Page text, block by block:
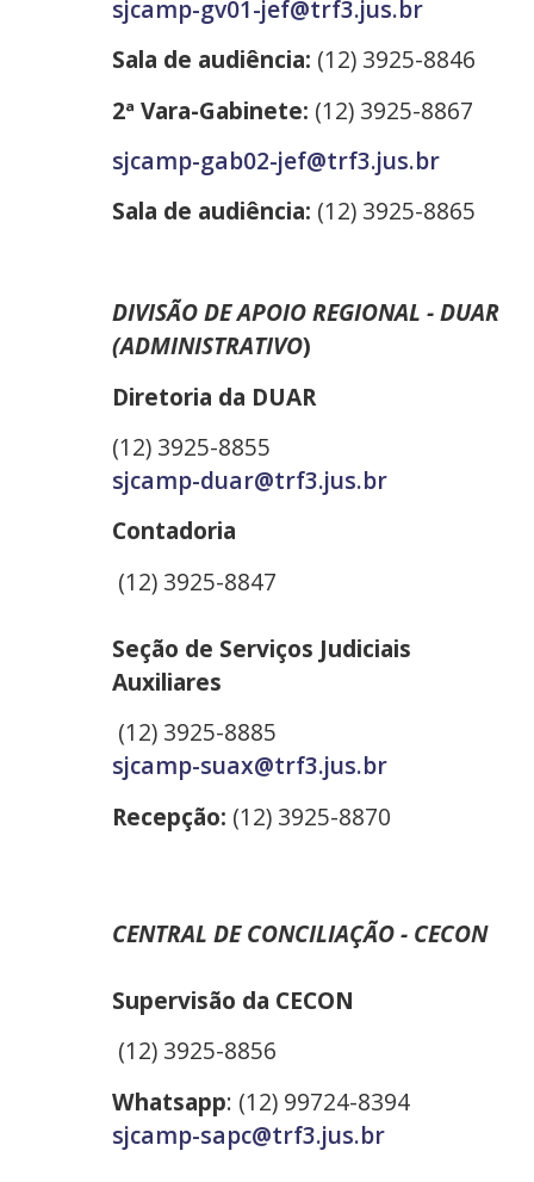
sjcamp-gv01-jef@trf3.jus.br
Sala de audiência: (12) 3925-8846
2ª Vara-Gabinete: (12) 3925-8867
sjcamp-gab02-jef@trf3.jus.br
Sala de audiência: (12) 3925-8865
DIVISÃO DE APOIO REGIONAL - DUAR
(ADMINISTRATIVO)
Diretoria da DUAR
(12) 3925-8855
sjcamp-duar@trf3.jus.br
Contadoria
(12) 3925-8847
Seção de Serviços Judiciais
Auxiliares
(12) 3925-8885
sjcamp-suax@trf3.jus.br
Recepção: (12) 3925-8870
CENTRAL DE CONCILIAÇÃO - CECON
Supervisão da CECON
(12) 3925-8856
Whatsapp: (12) 99724-8394
sjcamp-sapc@trf3.jus.br